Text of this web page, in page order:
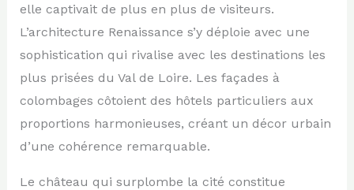
elle captivait de plus en plus de visiteurs.
L’architecture Renaissance s’y déploie avec une
sophistication qui rivalise avec les destinations les
plus prisées du Val de Loire. Les façades à
colombages côtoient des hôtels particuliers aux
proportions harmonieuses, créant un décor urbain
d’une cohérence remarquable.
Le château qui surplombe la cité constitue